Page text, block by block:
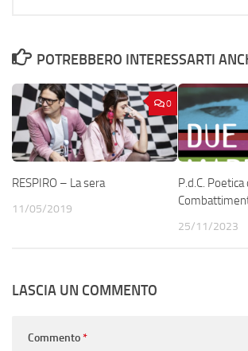
POTREBBERO INTERESSARTI
0
RESPIRO – La sera
11/05/2019
P.d.C. Poetica
25/11/2023
LASCIA UN COMMENTO
Commento*